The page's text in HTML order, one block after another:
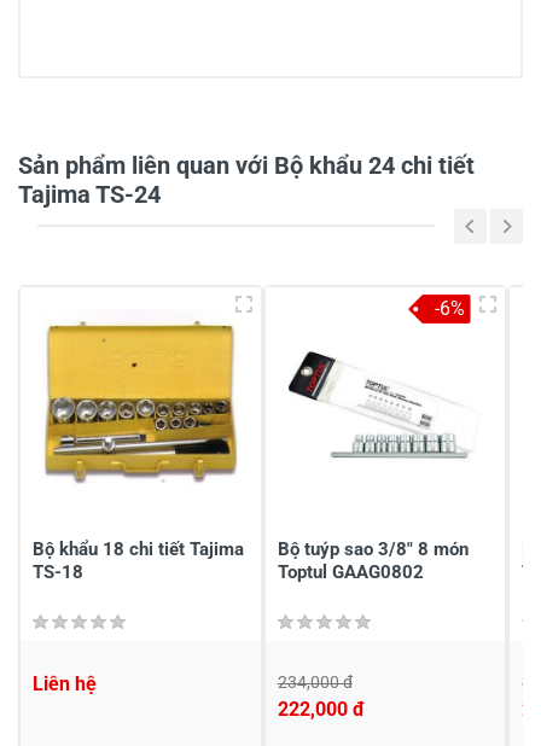
Sản phẩm liên quan với Bộ khẩu 24 chi tiết
Tajima TS-24
Bộ khẩu 18 chi tiết Tajima
TS-18
Liên hệ
Bộ tuýp sao 3/8" 8 món
Toptul GAAG0802
234,000 đ
222,000 đ
-6%